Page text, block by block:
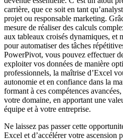
carrière, que ce soit en tant
projet ou responsable marketing.
mesure de réaliser des calculs
aux tableaux croisés dynamiques, et
pour automatiser des tâches
PowerPivot, vous pouvez effectuer
exploiter vos données de manière
professionnels, la maîtrise d’Excel
autonomie et en confiance dans la
formant à ces compétences
votre domaine, en apportant une
équipe et à votre entreprise.
Ne laissez pas passer cette
Excel et d’accélérer votre ascension